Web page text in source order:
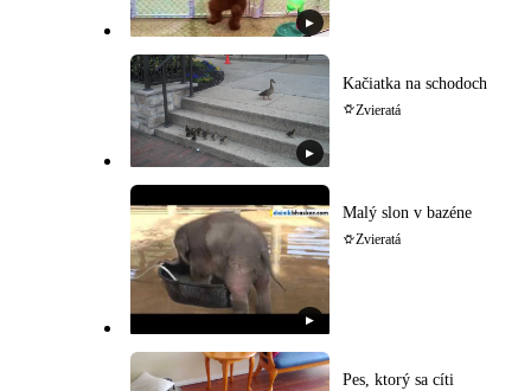
▶
▶
Kačiatka na schodoch
Zvieratá
▶
Malý slon v bazéne
Zvieratá
Pes, ktorý sa cíti